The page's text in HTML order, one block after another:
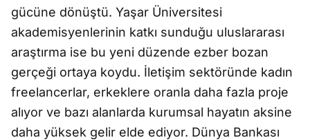
gücüne dönüştü. Yaşar Üniversitesi
akademisyenlerinin katkı sunduğu uluslararası
araştırma ise bu yeni düzende ezber bozan
gerçeği ortaya koydu. İletişim sektöründe kadın
freelancerlar, erkeklere oranla daha fazla proje
alıyor ve bazı alanlarda kurumsal hayatın aksine
daha yüksek gelir elde ediyor. Dünya Bankası